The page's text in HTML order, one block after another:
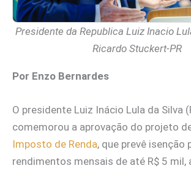
Presidente da Republica Luiz Inacio
Ricardo Stuckert-PR
Por Enzo Bernardes
O presidente Luiz Inácio Lula da Silva
comemorou a aprovação do projeto
Imposto de Renda, que prevê isenção
rendimentos mensais de até R$ 5 mil,